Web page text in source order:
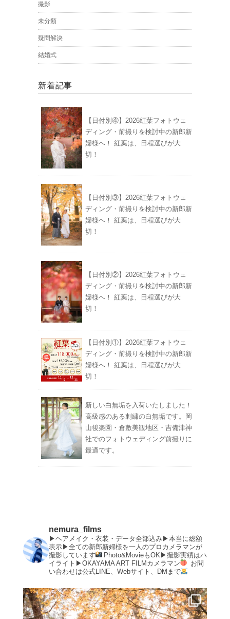
撮影
未分類
疑問解決
結婚式
新着記事
【日付別④】2026紅葉フォトウェ
ディング・前撮りを検討中の新郎新
婦様へ！ 紅葉は、日程選びが大
切！
【日付別③】2026紅葉フォトウェ
ディング・前撮りを検討中の新郎新
婦様へ！ 紅葉は、日程選びが大
切！
【日付別②】2026紅葉フォトウェ
ディング・前撮りを検討中の新郎新
婦様へ！ 紅葉は、日程選びが大
切！
【日付別①】2026紅葉フォトウェ
ディング・前撮りを検討中の新郎新
婦様へ！ 紅葉は、日程選びが大
切！
新しい白無垢を入荷いたしました！
高級感のある刺繍の白無垢です。岡
山後楽園・倉敷美観地区・吉備津神
社でのフォトウェディング前撮りに
最適です。
nemura_films
▶︎ヘアメイク・衣装・データ全部込み▶︎本当に総額
表示▶︎全ての新郎新婦様を一人のプロカメラマンが
撮影しています
Photo&MovieもOK▶︎撮影実績はハ
イライト▶︎OKAYAMA ART FILMカメラマン
お問
い合わせは公式LINE、Webサイト、DMまで